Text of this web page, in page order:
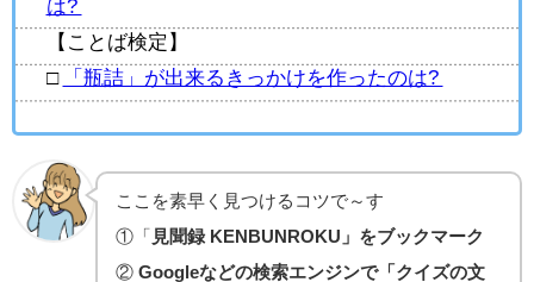
は?
【ことば検定】
□
「瓶詰」が出来るきっかけを作ったのは?
ここを素早く見つけるコツで～す
①「 見聞録 KENBUNROKU」をブックマーク
②Googleなどの検索エンジンで「クイズの文